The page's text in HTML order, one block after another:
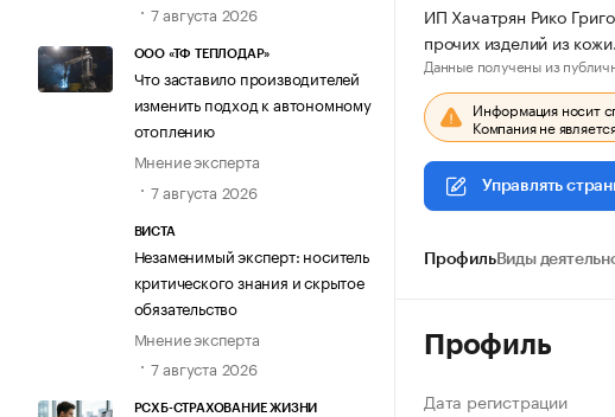
7 августа 2026
ООО «ТФ ТЕПЛОДАР»
Что заставило производителей
изменить подход к автономному
отоплению
Мнение эксперта
7 августа 2026
ВИСТА
Незаменимый эксперт: носитель
критического знания и скрытое
обязательство
Мнение эксперта
7 августа 2026
РСХБ-СТРАХОВАНИЕ ЖИЗНИ
ИП Хачатрян Рико
прочих изделий из
Данные получены из
Информация носит
Компания не
Управлять
ПрофильВиды
Профиль
Дата регистрации